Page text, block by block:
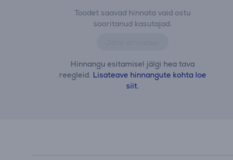
Toodet saavad hinnata vaid ostu
sooritanud kasutajad.
Hinnangu esitamisel jälgi hea tava
reegleid. Lisateave hinnangute kohta loe
siit.